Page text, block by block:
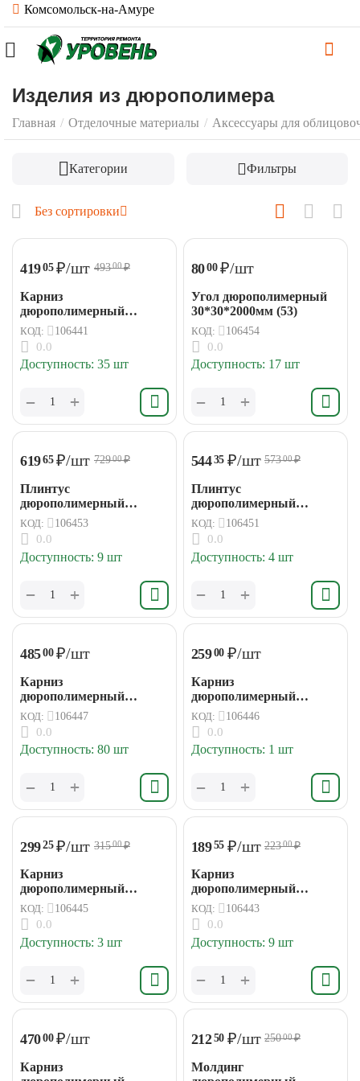
Комсомольск-на-Амуре
Изделия из дюрополимера
Главная / Отделочные материалы / Аксессуары для
Категории Фильтры
Без сортировки
41905 ₽/шт 49300₽
Карниз
дюрополимерный
48*40*2000мм (30)
КОД: 106441
0.0
Доступность: 35 шт
+
−
8000 ₽/шт
Угол дюрополимерный
30*30*2000мм (53)
КОД: 106454
0.0
Доступность: 17 шт
+
−
61965 ₽/шт 72900₽
Плинтус
дюрополимерный
82*13*2000мм (23)
КОД: 106453
0.0
Доступность: 9 шт
+
−
54435 ₽/шт 57300₽
Плинтус
дюрополимерный
79*13*2000мм (24)
КОД: 106451
0.0
Доступность: 4 шт
+
−
48500 ₽/шт
Карниз
дюрополимерный
50*50*2000мм (24)
КОД: 106447
0.0
Доступность: 80 шт
+
−
25900 ₽/шт
Карниз
дюрополимерный
20*20*2000мм (76)
КОД: 106446
0.0
Доступность: 1 шт
+
−
29925 ₽/шт 315 00 ₽
Карниз
дюрополимерный
30*30*2000мм (45)
КОД: 106445
0.0
Доступность: 3 шт
+
−
18955 ₽/шт 22300 ₽
Карниз
дюрополимерный
19*19*2000мм (91)
КОД: 106443
0.0
Доступность: 9 шт
+
−
47000 ₽/шт
Карниз
21250 ₽/шт 25000₽
Молдинг